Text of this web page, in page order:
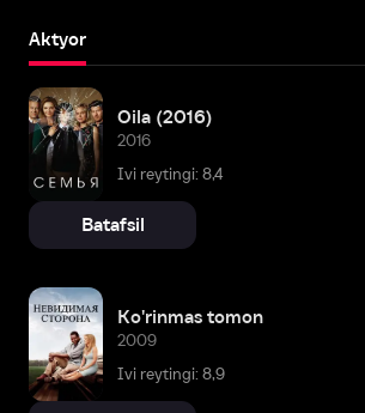
Aktyor
Oila (2016)
2016
Ivi reytingi: 8,4
Batafsil
Ko'rinmas tomon
2009
Ivi reytingi: 8,9